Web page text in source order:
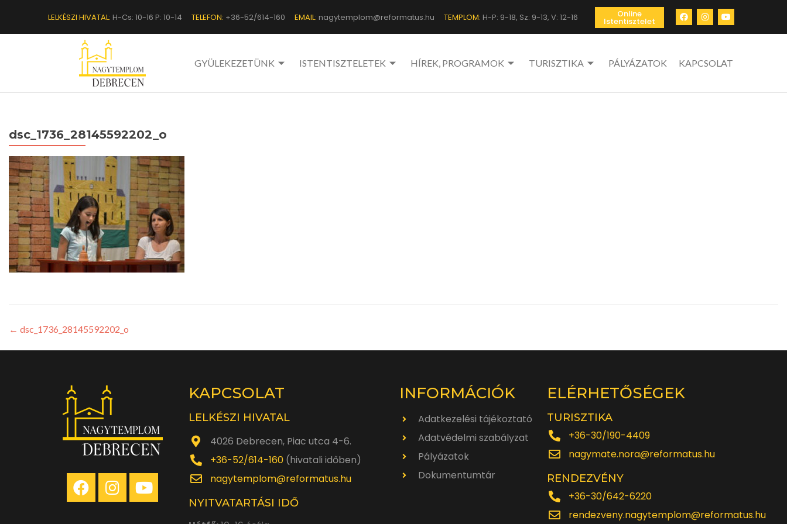
LELKÉSZI HIVATAL: H-Cs: 10-16 P: 10-14 TELEFON: +36-52/614-160 EMAIL: nagytemplom@reformatus.hu TEMPLOM: H-P: 9-18, Sz: 9-13, V: 12-16 Online
Istentisztelet
GYÜLEKEZETÜNK ISTENTISZTELETEK HÍREK, PROGRAMOK TURISZTIKA PÁLYÁZATOK KAPCSOLAT
dsc_1736_28145592202_o
← dsc_1736_28145592202_o
KAPCSOLAT
LELKÉSZI HIVATAL
4026 Debrecen, Piac utca 4-6.
+36-52/614-160 (hivatali időben)
nagytemplom@reformatus.hu
NYITVATARTÁSI IDŐ
INFORMÁCIÓK
Adatkezelési tájékoztató
Adatvédelmi szabályzat
Pályázatok
Dokumentumtár
ELÉRHETŐSÉGEK
TURISZTIKA
+36-30/190-4409
nagymate.nora@reformatus.hu
RENDEZVÉNY
+36-30/642-6220
rendezveny.nagytemplom@reformatus.hu